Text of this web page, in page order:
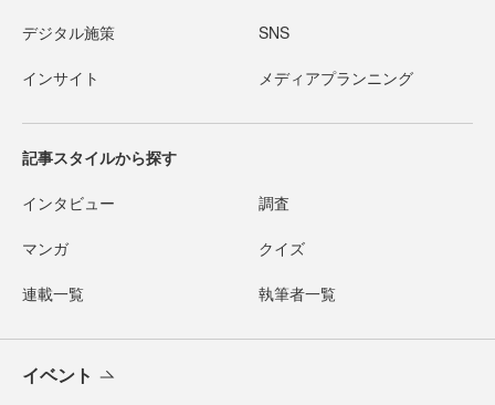
デジタル施策 SNS
インサイト メディアプランニング
記事スタイルから探す
インタビュー 調査
マンガ クイズ
連載一覧 執筆者一覧
イベント